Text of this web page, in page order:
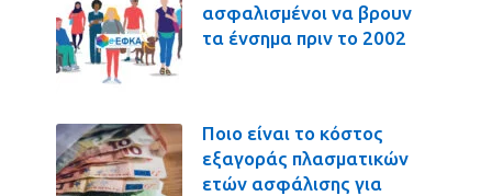
ασφαλισμένοι να βρουν
τα ένσημα πριν το 2002
Ποιο είναι το κόστος
εξαγοράς πλασματικών
ετών ασφάλισης για